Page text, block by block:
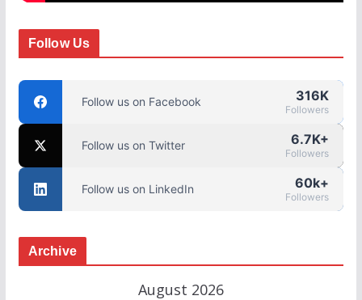
Follow Us
Follow us on Facebook 316K
Followers
Follow us on Twitter 6.7K+
Followers
Follow us on LinkedIn 60k+
Followers
Archive
August 2026